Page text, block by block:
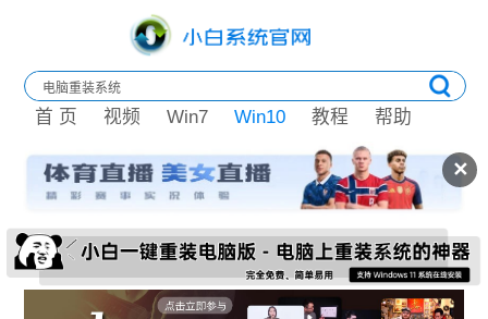
✕
首 页 视频 Win7 Win10 教程 帮助